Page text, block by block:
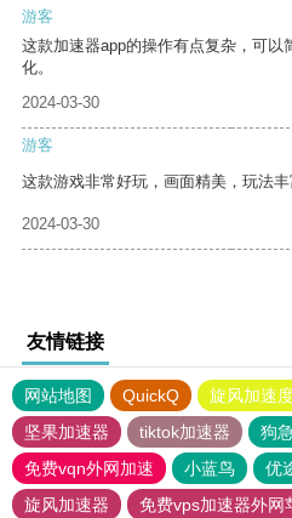
游客
这款加速器app的操作有点复杂，可
化。
2024-03-30
游客
这款游戏非常好玩，画面精美，玩法丰
2024-03-30
友情链接
网站地图 QuickQ 旋风加速
坚果加速器
tiktok加速器
狗
免费vqn外网加速
小蓝鸟 优
旋风加速器
免费vps加速器外网